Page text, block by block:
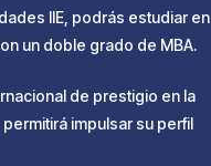
IIE, podrás estudiar en
un doble grado de MBA.
de prestigio en la
impulsar su perfil